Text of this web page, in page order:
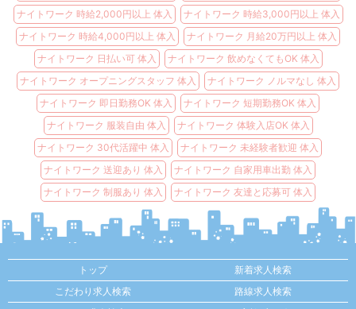
ナイトワーク 時給2,000円以上 体入
ナイトワーク 時給3,000円以上 体入
ナイトワーク 時給4,000円以上 体入
ナイトワーク 月給20万円以上 体入
ナイトワーク 日払い可 体入
ナイトワーク 飲めなくてもOK 体入
ナイトワーク オープニングスタッフ 体入
ナイトワーク ノルマなし 体入
ナイトワーク 即日勤務OK 体入
ナイトワーク 短期勤務OK 体入
ナイトワーク 服装自由 体入
ナイトワーク 体験入店OK 体入
ナイトワーク 30代活躍中 体入
ナイトワーク 未経験者歓迎 体入
ナイトワーク 送迎あり 体入
ナイトワーク 自家用車出勤 体入
ナイトワーク 制服あり 体入
ナイトワーク 友達と応募可 体入
トップ
新着求人検索
こだわり求人検索
路線求人検索